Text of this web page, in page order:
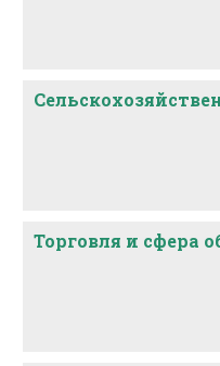
Торговля и сфера